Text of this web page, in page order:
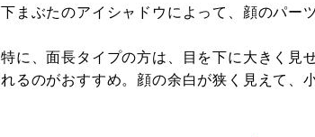
下まぶたのアイシャドウによって、顔のパー
特に、面長タイプの方は、目を下に大きく見
れるのがおすすめ。顔の余白が狭く見えて、